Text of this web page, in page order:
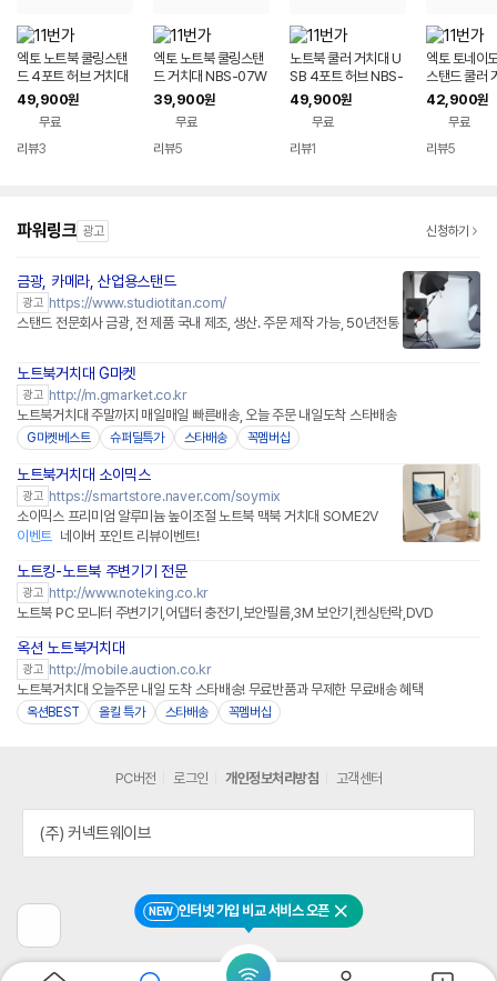
엑토 노트북 쿨링스탠
드 4포트 허브 거치대
NBS-07H
49,900원
무료
리뷰3
엑토 노트북 쿨링스탠
드 거치대 NBS-07W
39,900원
무료
리뷰5
노트북 쿨러 거치대 U
SB 4포트 허브 NBS-
07H
49,900원
무료
리뷰1
엑토 토네이
스탠드 쿨러
BS-09WH
42,900원
무료
리뷰5
파워링크 광고 신청하기
금광, 카메라, 산업용스탠드
광고 https://www.studiotitan.com/
스탠드 전문회사 금광, 전 제품 국내 제조, 생산. 주문 제작 가능, 50년전통
노트북거치대 G마켓
광고 http://m.gmarket.co.kr
노트북거치대 주말까지 매일매일 빠른배송, 오늘 주문 내일도착 스타배송
G마켓베스트 슈퍼딜특가 스타배송 꼭멤버십
노트북거치대 소이믹스
광고 https://smartstore.naver.com/soymix
소이믹스 프리미엄 알루미늄 높이조절 노트북 맥북 거치대 SOME2V
이벤트 네이버 포인트 리뷰이벤트!
노트킹-노트북 주변기기 전문
광고 http://www.noteking.co.kr
노트북 PC 모니터 주변기기,어댑터 충전기,보안필름,3M 보안기,켄싱턴락,DVD
옥션 노트북거치대
광고 http://mobile.auction.co.kr
노트북거치대 오늘주문 내일 도착 스타배송! 무료반품과 무제한 무료배송 혜택
옥션BEST 올킬 특가 스타배송 꼭멤버십
전
페
NEW 인터넷 가입 비교 서비스 오픈 닫기
PC버전 로그인 개인정보처리방침 고객센터
(주) 커넥트웨이브